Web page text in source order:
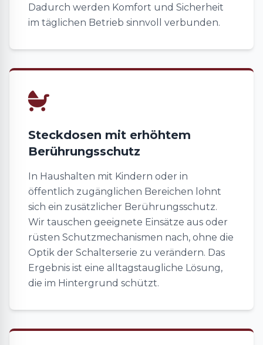
Dadurch werden Komfort und Sicherheit
im täglichen Betrieb sinnvoll verbunden.
Steckdosen mit erhöhtem
Berührungsschutz
In Haushalten mit Kindern oder in
öffentlich zugänglichen Bereichen lohnt
sich ein zusätzlicher Berührungsschutz.
Wir tauschen geeignete Einsätze aus oder
rüsten Schutzmechanismen nach, ohne die
Optik der Schalterserie zu verändern. Das
Ergebnis ist eine alltagstaugliche Lösung,
die im Hintergrund schützt.